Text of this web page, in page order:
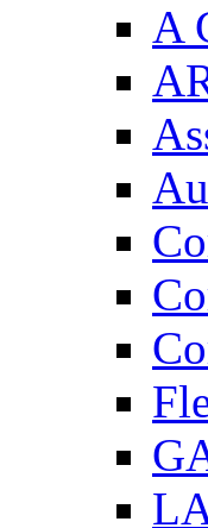
A